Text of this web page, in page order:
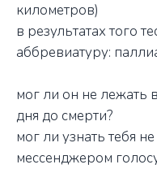
километров)
в результатах того
аббревиатуру:
мог ли он не лежать
дня до смерти?
мог ли узнать тебя
мессенджером